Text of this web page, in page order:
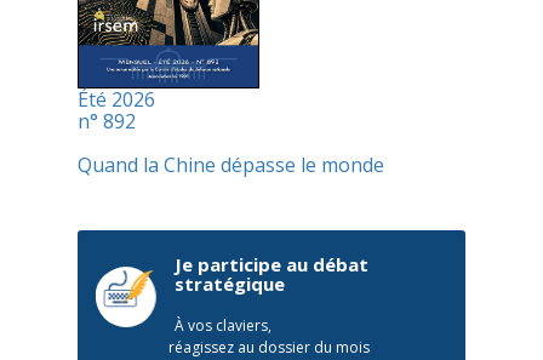
Été 2026
n° 892
Quand la Chine dépasse le monde
Je participe au débat
stratégique
À vos claviers,
réagissez au dossier du mois